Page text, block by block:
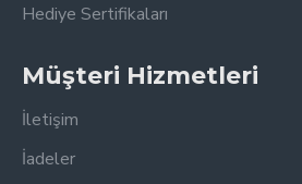
Hediye Sertifikaları
Müşteri Hizmetleri
İletişim
İadeler